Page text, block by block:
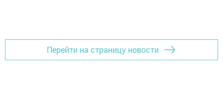
Перейти на страницу новости